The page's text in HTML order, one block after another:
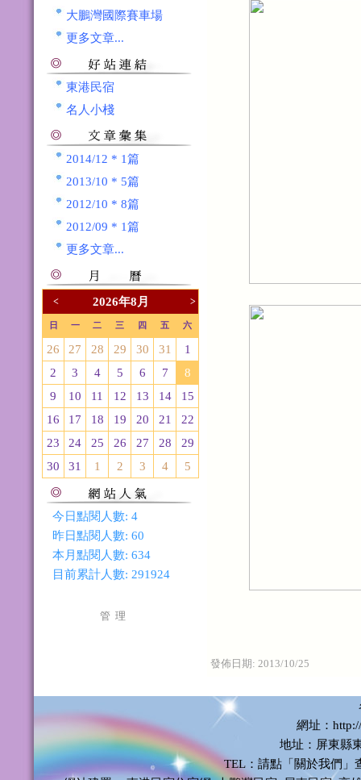
大鵬灣國際賽車場
更多文章...
東港民宿
名人小棧
2014/12 * 1篇
2013/10 * 5篇
2012/10 * 8篇
2012/09 * 1篇
更多文章...
< 2026年8月 >
日 一 二 三 四 五 六
26 27 28 29 30 31
1
2
3 4 5 6 7
8
9
10 11 12 13 14
15
16
17 18 19 20 21
22
23
24 25 26 27 28
29
30
31 1 2 3 4 5
今日點閱人數: 4
昨日點閱人數: 60
本月點閱人數: 634
目前累計人數: 291924
管 理
發佈日期: 2013/10/25
網址：
地址：屏東縣
TEL：請點「關於我們」